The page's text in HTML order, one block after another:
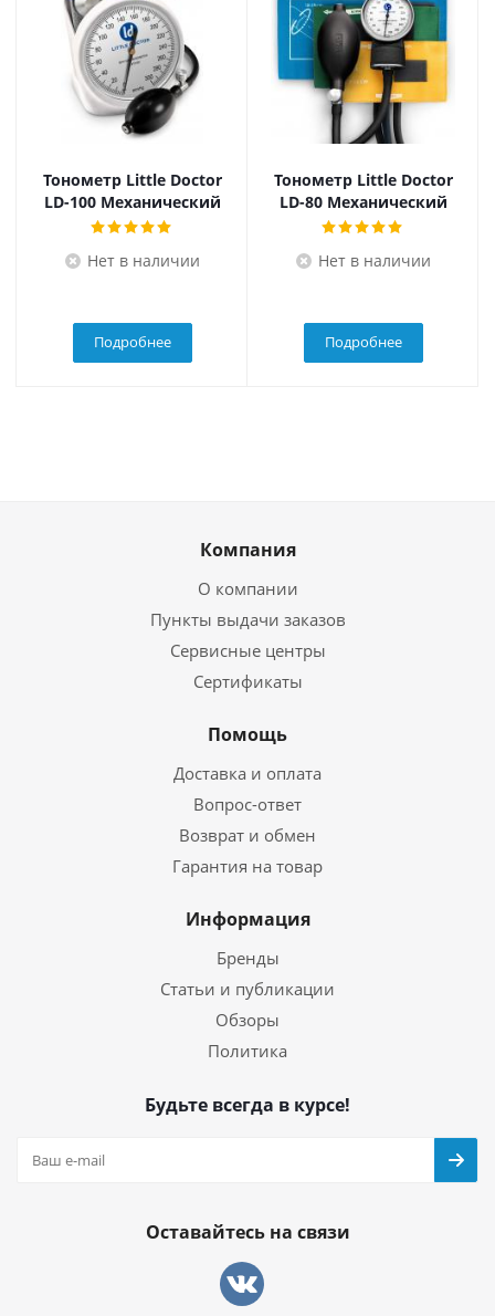
Тонометр Little Doctor
LD-100 Механический
Нет в наличии
Подробнее
Тонометр Little Doctor
LD-80 Механический
Нет в наличии
Подробнее
Компания
О компании
Пункты выдачи заказов
Сервисные центры
Сертификаты
Помощь
Доставка и оплата
Вопрос-ответ
Возврат и обмен
Гарантия на товар
Информация
Бренды
Статьи и публикации
Обзоры
Политика
Будьте всегда в курсе!
Оставайтесь на связи